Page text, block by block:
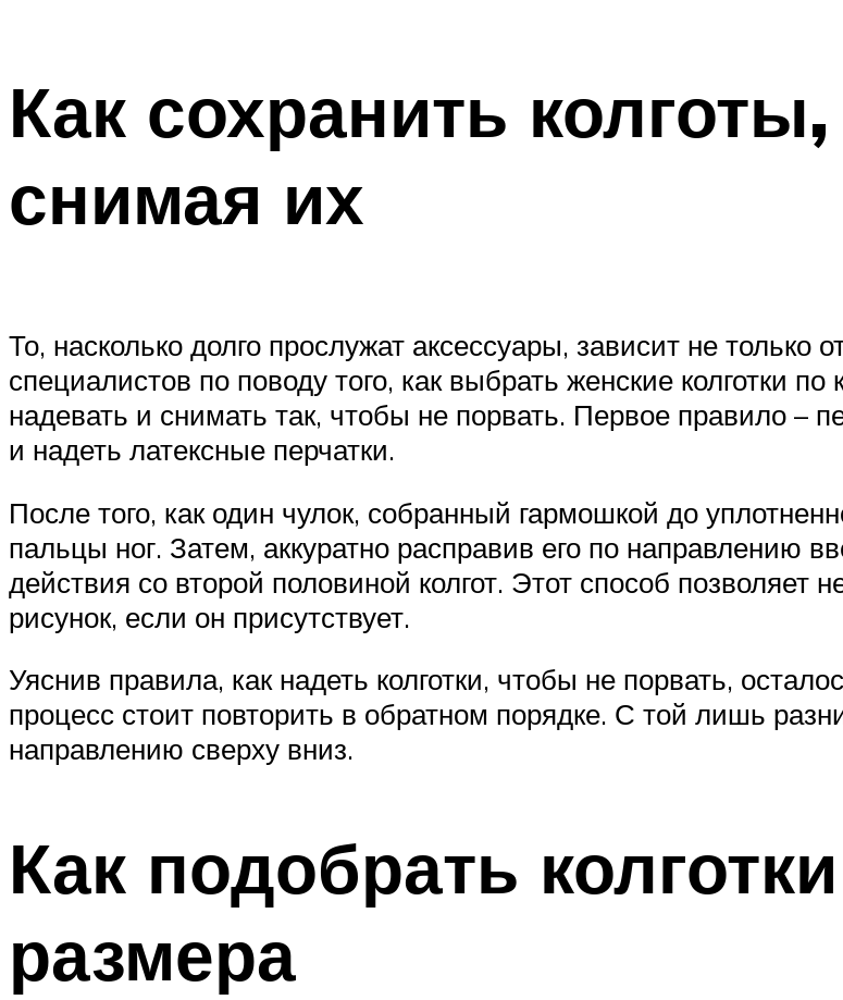
Как сохранить
снимая их
То, насколько долго прослужат аксессуары, зависит не
специалистов по поводу того, как выбрать женские колготки
надевать и снимать так, чтобы не порвать. Первое правило –
и надеть латексные перчатки.
После того, как один чулок, собранный гармошкой до
пальцы ног. Затем, аккуратно расправив его по направлению
действия со второй половиной колгот. Этот способ позволяет
рисунок, если он присутствует.
Уяснив правила, как надеть колготки, чтобы не порвать,
процесс стоит повторить в обратном порядке. С той лишь
направлению сверху вниз.
Как подобрать
размера